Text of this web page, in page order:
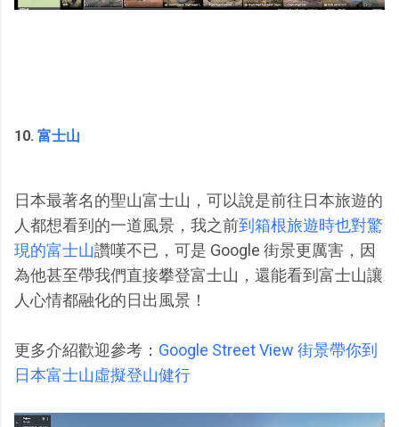
10. 富士山
日本最著名的聖山富士山，可以說是前往日本旅遊的
人都想看到的一道風景，我之前到箱根旅遊時也對驚
現的富士山讚嘆不已，可是 Google 街景更厲害，因
為他甚至帶我們直接攀登富士山，還能看到富士山讓
人心情都融化的日出風景！
更多介紹歡迎參考： Google Street View 街景帶你到
日本富士山虛擬登山健行